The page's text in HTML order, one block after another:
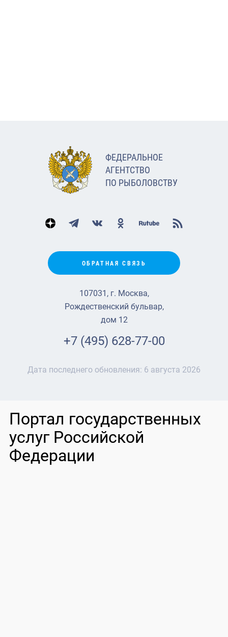
ФЕДЕРАЛЬНОЕ
АГЕНТСТВО
ПО РЫБОЛОВСТВУ
ОБРАТНАЯ СВЯЗЬ
107031, г. Москва,
Рождественский бульвар,
дом 12
+7 (495) 628-77-00
Дата последнего обновления: 6 августа 2026
Портал государственных
услуг Российской
Федерации